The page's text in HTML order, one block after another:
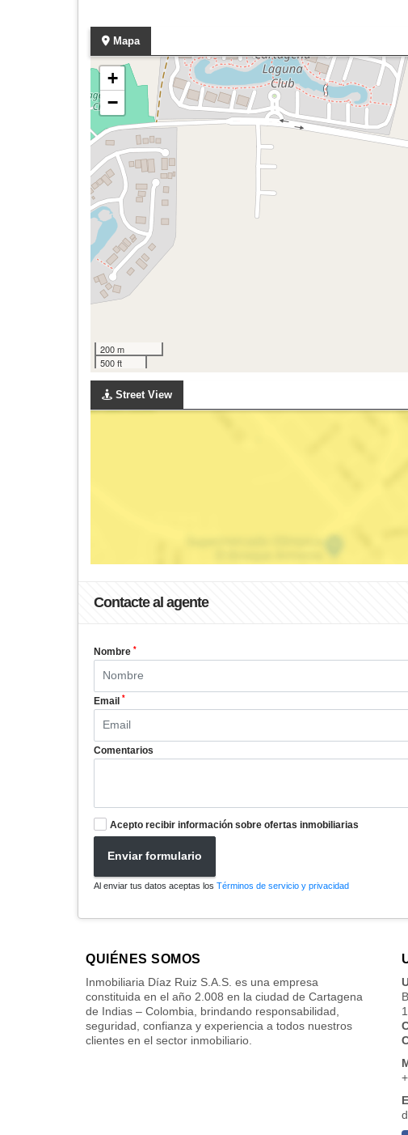
Mapa
+
−
200 m
500 ft
Street View
Contacte al agente
Nombre *
Email *
Comentarios
Acepto recibir información sobre ofertas inmobiliarias
Enviar formulario
Al enviar tus datos aceptas los Términos de servicio y privacidad
QUIÉNES SOMOS
Inmobiliaria Díaz Ruiz S.A.S. es una empresa
constituida en el año 2.008 en la ciudad de Cartagena
de Indias – Colombia, brindando responsabilidad,
seguridad, confianza y experiencia a todos nuestros
clientes en el sector inmobiliario.